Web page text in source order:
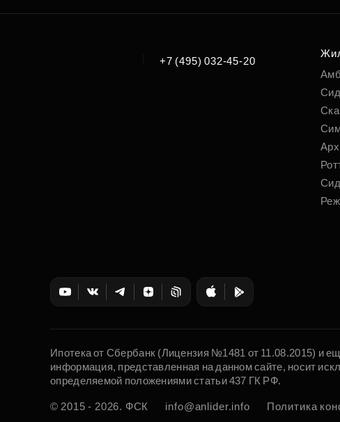
+7 (495) 032-45-20
Ипотека от Сбербанк (Лицензия №1481 от 11.08.2015) и
информация, представленная на данном сайте, носит
определяемой положениями статьи 437 ГК РФ.
© 2015 - 2026. ФСК info@anlider.info Политика